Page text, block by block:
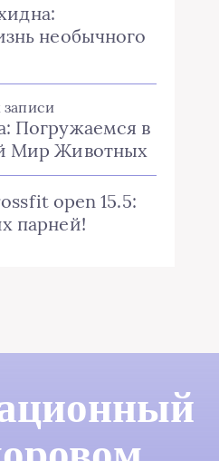
необычного
записи
Погружаемся в
Мир Животных
open 15.5:
парней!